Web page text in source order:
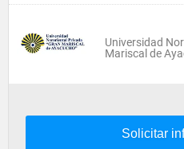
Universidad
Mariscal de
Solicitar